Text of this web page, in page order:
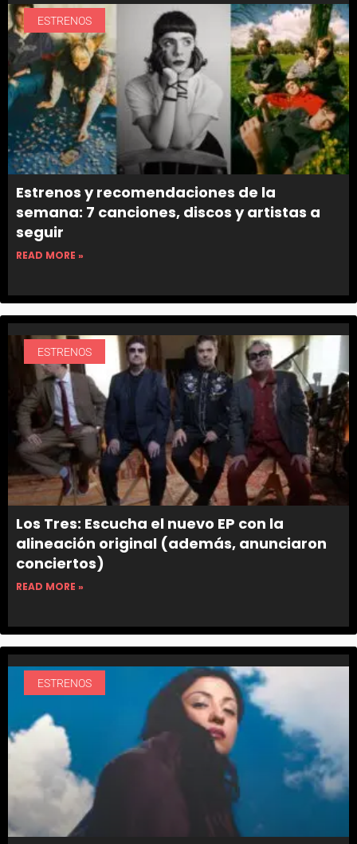
ESTRENOS
Estrenos y recomendaciones de la
semana: 7 canciones, discos y artistas a
seguir
READ MORE »
ESTRENOS
Los Tres: Escucha el nuevo EP con la
alineación original (además, anunciaron
conciertos)
READ MORE »
ESTRENOS